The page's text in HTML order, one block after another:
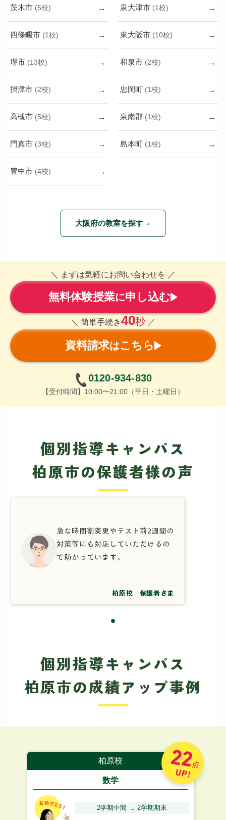
茨木市 (5校) 泉大津市 (1校)
四條畷市 (1校) 東大阪市 (10校)
堺市 (13校) 和泉市 (2校)
摂津市 (2校) 忠岡町 (1校)
高槻市 (5校) 泉南郡 (1校)
門真市 (3校) 島本町 (1校)
豊中市 (4校)
大阪府の教室を探す
＼ まずは気軽にお問い合わせを ／
無料体験授業に申し込む
＼ 簡単手続き40秒 ／
資料請求はこちら
0120-934-830
【受付時間】10:00〜21:00（平日・土曜日）
個別指導キャンパス
柏原市の保護者様の声
急な時間割変更やテスト前2週間の
対策等にも対応していただけるの
で助かっています。
柏原校 保護者さま
個別指導キャンパス
柏原市の成績アップ事例
柏原校
数学
2学期中間 → 2学期期末
22点
UP!